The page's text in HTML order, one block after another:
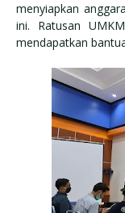
menyiapkan
ini. Ratusan
mendapatkan